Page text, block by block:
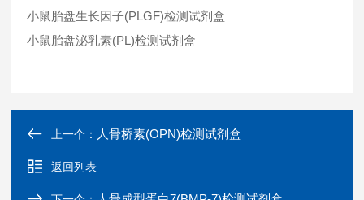
小鼠胎盘生长因子(PLGF)检测试剂盒
小鼠胎盘泌乳素(PL)检测试剂盒
上一个： 人骨桥素(OPN)检测试剂盒
返回列表